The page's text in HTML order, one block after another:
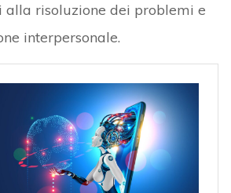
risoluzione dei problemi e
interpersonale.